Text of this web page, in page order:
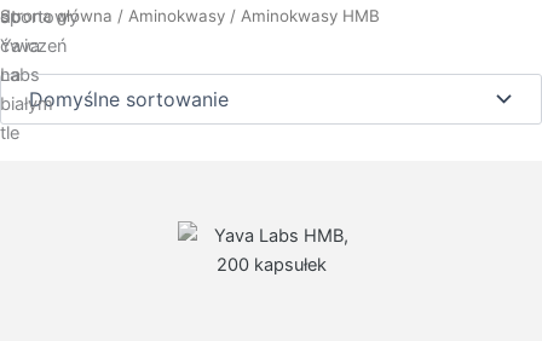
Strona główna / Aminokwasy / Aminokwasy HMB